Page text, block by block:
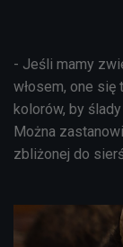
- Jeśli mamy
włosem, one
kolorów, by
Można
zbliżonej do